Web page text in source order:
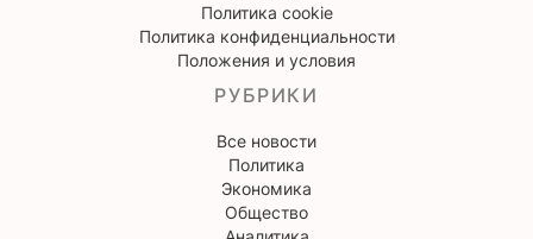
Политика cookie
Политика конфиденциальности
Положения и условия
РУБРИКИ
Все новости
Политика
Экономика
Общество